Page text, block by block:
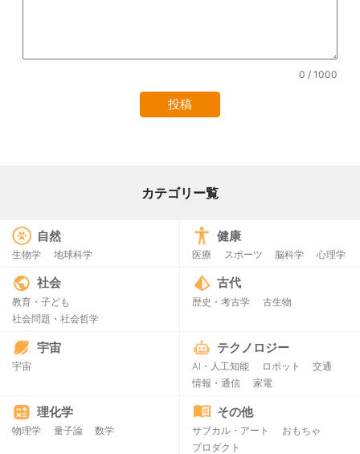
0 / 1000
カテゴリー覧
自然
生物学 地球科学
健康
医療 スポーツ 脳科学 心理学
社会
教育・子ども
社会問題・社会哲学
古代
歴史・考古学 古生物
宇宙
宇宙
テクノロジー
AI・人工知能 ロボット
交通
情報・通信
家電
理化学
物理学 量子論 数学
その他
サブカル・アート
おもちゃ
プロダクト